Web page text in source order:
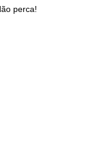
perca!